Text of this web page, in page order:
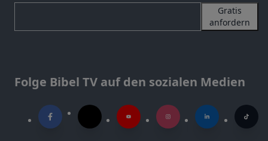
Gratis
anfordern
Folge Bibel TV auf den sozialen Medien